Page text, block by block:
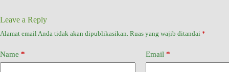
Leave a Reply
Alamat email Anda tidak akan dipublikasikan. Ruas yang wajib ditandai *
Name * Email *